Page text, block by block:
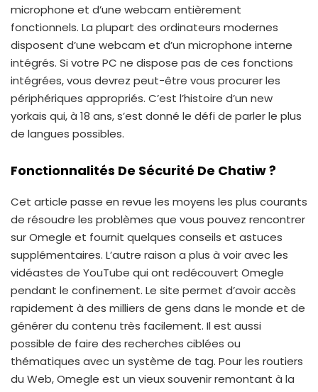
microphone et d’une webcam entièrement
fonctionnels. La plupart des ordinateurs modernes
disposent d’une webcam et d’un microphone interne
intégrés. Si votre PC ne dispose pas de ces fonctions
intégrées, vous devrez peut-être vous procurer les
périphériques appropriés. C’est l’histoire d’un new
yorkais qui, à 18 ans, s’est donné le défi de parler le plus
de langues possibles.
Fonctionnalités De Sécurité De Chatiw ?
Cet article passe en revue les moyens les plus courants
de résoudre les problèmes que vous pouvez rencontrer
sur Omegle et fournit quelques conseils et astuces
supplémentaires. L’autre raison a plus à voir avec les
vidéastes de YouTube qui ont redécouvert Omegle
pendant le confinement. Le site permet d’avoir accès
rapidement à des milliers de gens dans le monde et de
générer du contenu très facilement. Il est aussi
possible de faire des recherches ciblées ou
thématiques avec un système de tag. Pour les routiers
du Web, Omegle est un vieux souvenir remontant à la